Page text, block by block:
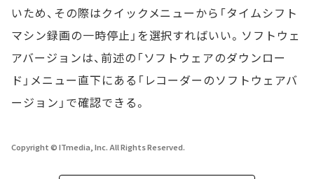
いため、その際はクイックメニューから「タイムシフト
マシン録画の一時停止」を選択すればいい。ソフトウェ
アバージョンは、前述の「ソフトウェアのダウンロー
ド」メニュー直下にある「レコーダーのソフトウェアバ
ージョン」で確認できる。
Copyright © ITmedia, Inc. All Rights Reserved.